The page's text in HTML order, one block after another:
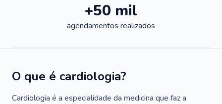
+50 mil
agendamentos realizados
O que é cardiologia?
Cardiologia é a especialidade da medicina que faz a